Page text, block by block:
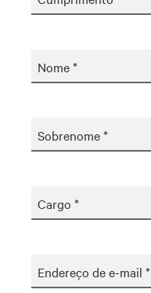
Nome *
Sobrenome *
Cargo *
Endereço de e-mail *